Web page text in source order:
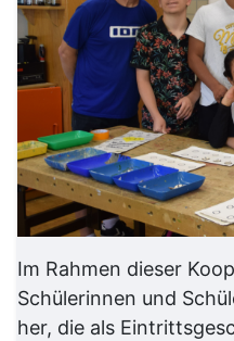
Im Rahmen dieser
Schülerinnen und
her, die als